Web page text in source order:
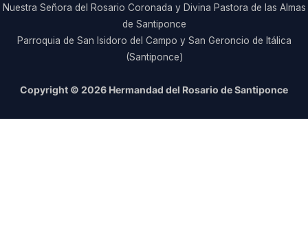
Nuestra Señora del Rosario Coronada y Divina Pastora de las Almas
de Santiponce
Parroquia de San Isidoro del Campo y San Geroncio de Itálica
(Santiponce)
Copyright © 2026 Hermandad del Rosario de Santiponce